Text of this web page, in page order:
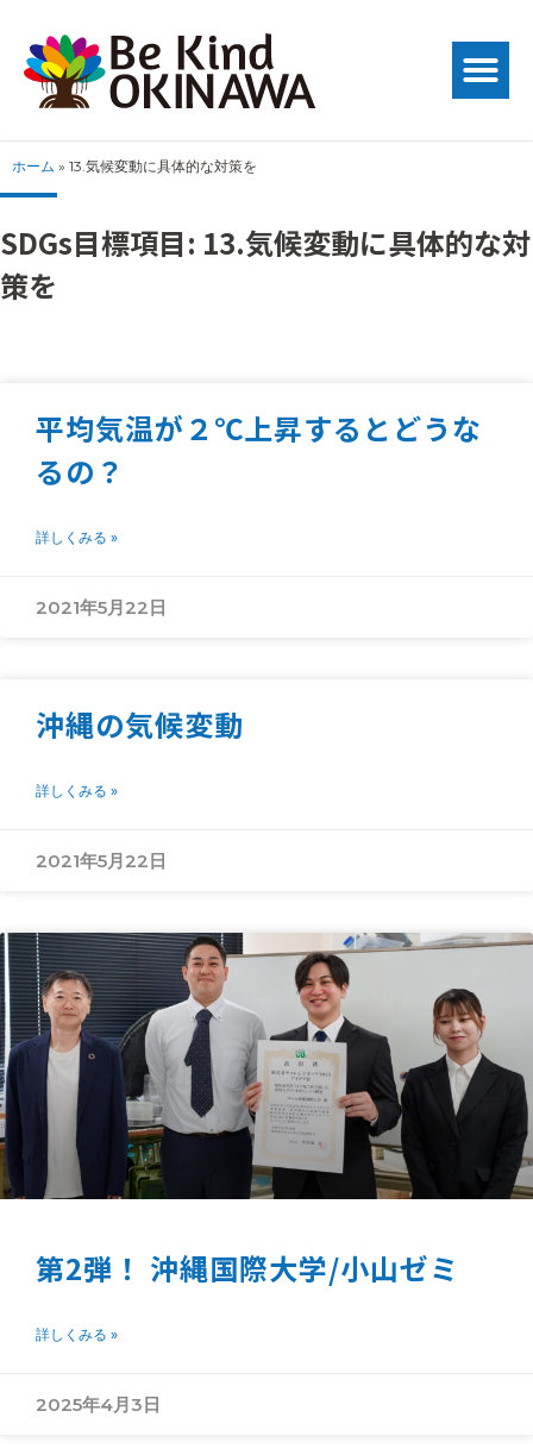
ホーム » 13.気候変動に具体的な対策を
SDGs目標項目: 13.気候変動に具体的な対
策を
平均気温が２℃上昇するとどうな
るの？
詳しくみる »
2021年5月22日
沖縄の気候変動
詳しくみる »
2021年5月22日
第2弾！ 沖縄国際大学/小山ゼミ
詳しくみる »
2025年4月3日